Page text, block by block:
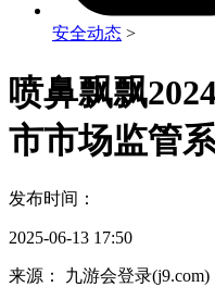
安全动态 >
喷鼻飘飘
市市场监管
发布时间：
2025-06-13 17:50
来源： 九游会登录(j9.com)